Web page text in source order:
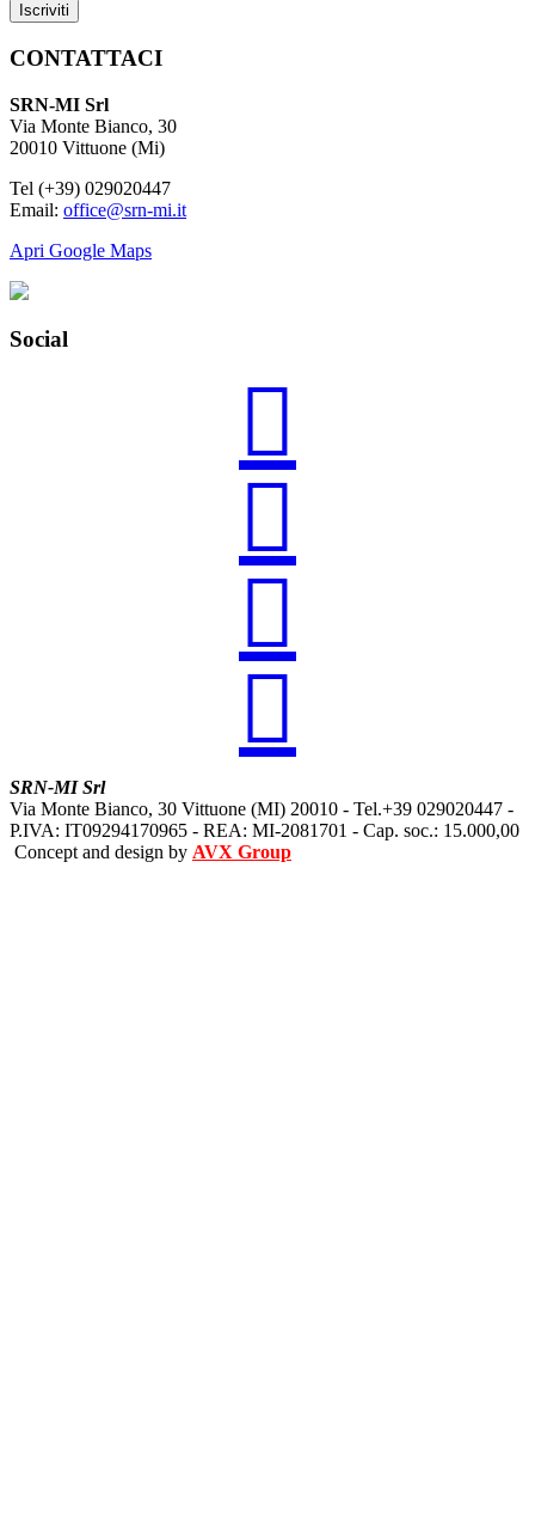
CONTATTACI
SRN-MI Srl
Via Monte Bianco, 30
20010 Vittuone (Mi)
Tel (+39) 029020447
Email: office@srn-mi.it
Apri Google Maps
Social




SRN-MI Srl
Via Monte Bianco, 30 Vittuone (MI) 20010 - Tel.+39 029020447 -
P.IVA: IT09294170965 - REA: MI-2081701 - Cap. soc.: 15.000,00
Concept and design by AVX Group